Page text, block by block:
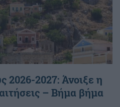
2026-2027: Άνοιξε η
– Βήμα βήμα